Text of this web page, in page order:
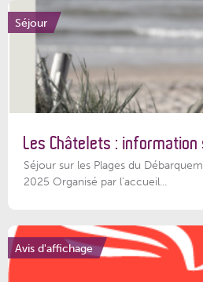
Séjour
Les Châtelets : information
Séjour sur les Plages du
2025 Organisé par l’accueil...
Avis d'affichage